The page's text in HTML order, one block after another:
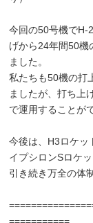
今回の50号機でH-
げから24年間50機
ました。
私たちも50機の打
ましたが、打ち上
で運用することが
今後は、H3ロケッ
イプシロンSロケ
引き続き万全の体